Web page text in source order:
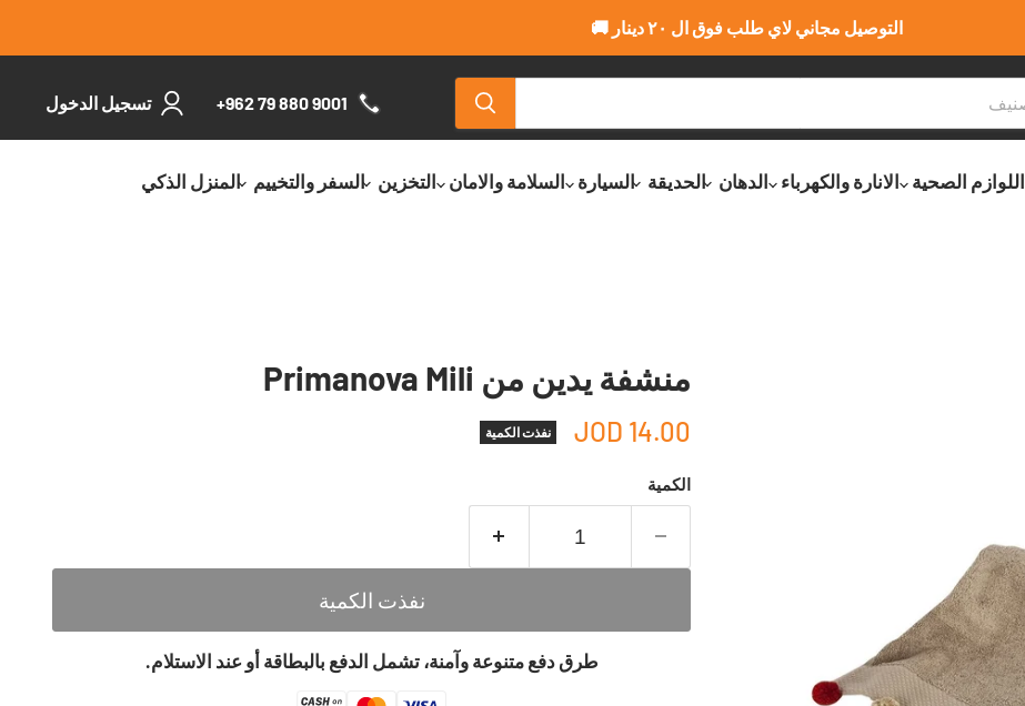
التوصيل مجاني لاي طلب فوق ال ٢٠ دينار 🚚
+962 79 880 9001 تسجيل الدخول
اللوازم الصحية الانارة والكهرباء الدهان الحديقة السيارة السلامة والامان التخزين السفر والتخييم المنزل الذكي
منشفة يدين من Primanova Mili
14.00 JOD نفذت الكمية
الكمية
نفذت الكمية
طرق دفع متنوعة وآمنة، تشمل الدفع بالبطاقة أو عند الاستلام.